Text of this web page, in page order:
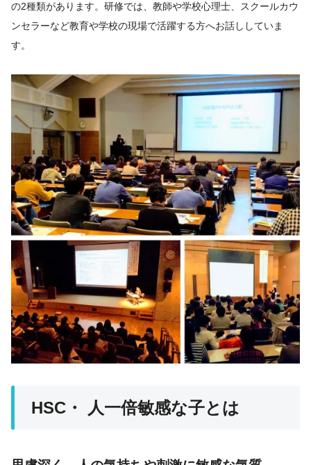
の2種類があります。研修では、教師や学校心理士、スクールカウ
ンセラーなど教育や学校の現場で活躍する方へお話ししていま
す。
HSC・ 人一倍敏感な子とは